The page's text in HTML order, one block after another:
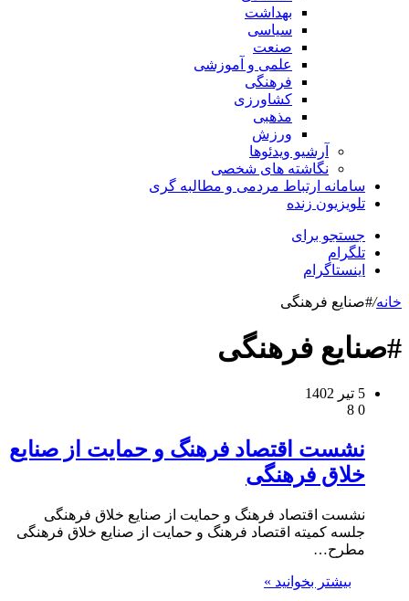
بهداشت
سیاسی
صنعت
علمی و آموزشی
فرهنگی
کشاورزی
مذهبی
ورزش
آرشیو ویدئوها
نگاشته های شخصی
سامانه ارتباط مردمی و مطالبه گری
تلویزیون زنده
جستجو برای
تلگرام
اینستاگرام
خانه/#صنایع فرهنگی
#صنایع فرهنگی
5 تیر 1402
0
نشست اقتصاد فرهنگ و حمایت از صنایع
خلاق فرهنگی
نشست اقتصاد فرهنگ و حمایت از صنایع خلاق فرهنگی
جلسه کمیته اقتصاد فرهنگ و حمایت از صنایع خلاق فرهنگی
مطرح…
بیشتر بخوانید »